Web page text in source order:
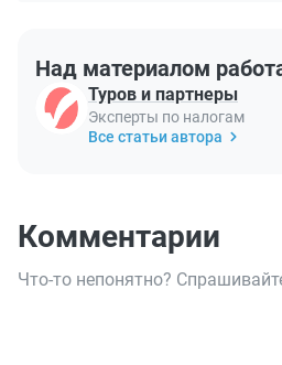
Над материалом
Туров и партнеры
Эксперты по налогам
Все статьи автора
Комментарии
Что-то непонятно?